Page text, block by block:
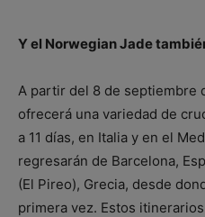
Y el Norwegian Jade
A partir del 8 de septiembre
ofrecerá una variedad de
a 11 días, en Italia y en el
regresarán de Barcelona,
(El Pireo), Grecia, desde
primera vez. Estos